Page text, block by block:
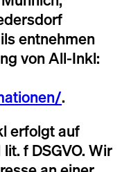
entnehmen
von All-Inkl:
.
erfolgt auf
f DSGVO. Wir